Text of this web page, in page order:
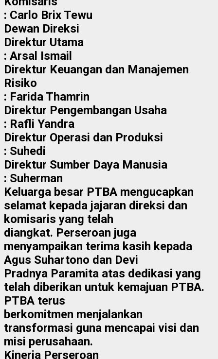
: Carlo Brix Tewu
Dewan Direksi
Direktur Utama
: Arsal Ismail
Direktur Keuangan dan Manajemen
Risiko
: Farida Thamrin
Direktur Pengembangan Usaha
: Rafli Yandra
Direktur Operasi dan Produksi
: Suhedi
Direktur Sumber Daya Manusia
: Suherman
Keluarga besar PTBA mengucapkan
selamat kepada jajaran direksi dan
komisaris yang telah
diangkat. Perseroan juga
menyampaikan terima kasih kepada
Agus Suhartono dan Devi
Pradnya Paramita atas dedikasi yang
telah diberikan untuk kemajuan PTBA.
PTBA terus
berkomitmen menjalankan
transformasi guna mencapai visi dan
misi perusahaan.
Kinerja Perseroan